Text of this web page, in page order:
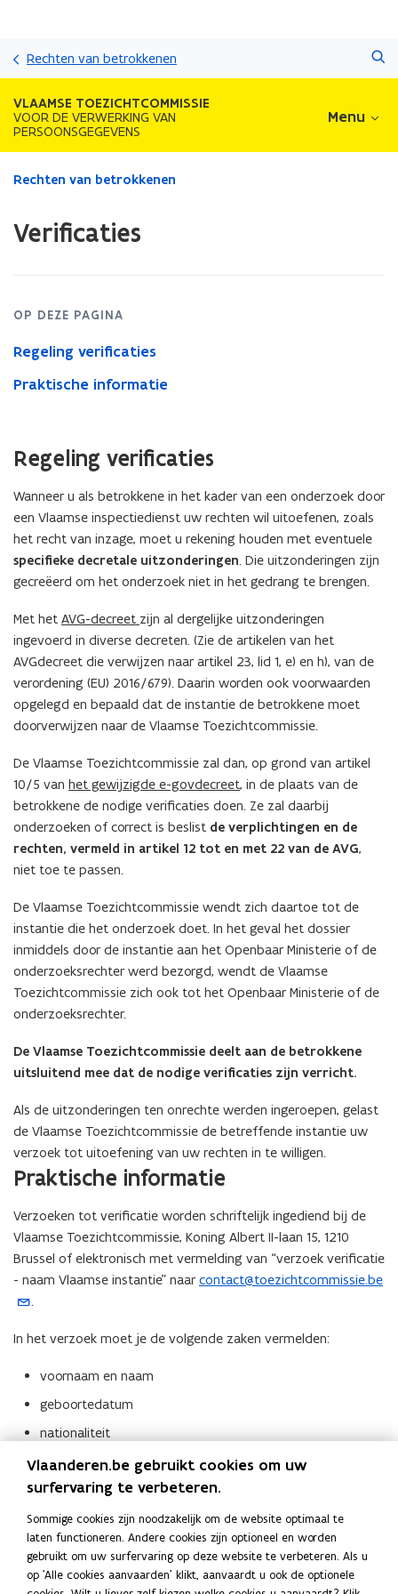
inhoud
Rechten van betrokkenen
VLAAMSE TOEZICHTCOMMISSIE
VOOR DE VERWERKING VAN
PERSOONSGEGEVENS
Menu
Gedaan
Verificaties
Rechten van betrokkenen
Verificaties
OP DEZE PAGINA
Regeling verificaties
Praktische informatie
Regeling verificaties
Wanneer u als betrokkene in het kader van een onderzoek door
een Vlaamse inspectiedienst uw rechten wil uitoefenen, zoals
het recht van inzage, moet u rekening houden met eventuele
specifieke decretale uitzonderingen. Die uitzonderingen zijn
gecreëerd om het onderzoek niet in het gedrang te brengen.
Met het AVG-decreet zijn al dergelijke uitzonderingen
ingevoerd in diverse decreten. (Zie de artikelen van het
AVGdecreet die verwijzen naar artikel 23, lid 1, e) en h), van de
verordening (EU) 2016/679). Daarin worden ook voorwaarden
opgelegd en bepaald dat de instantie de betrokkene moet
doorverwijzen naar de Vlaamse Toezichtcommissie.
De Vlaamse Toezichtcommissie zal dan, op grond van artikel
10/5 van het gewijzigde e-govdecreet, in de plaats van de
betrokkene de nodige verificaties doen. Ze zal daarbij
onderzoeken of correct is beslist de verplichtingen en de
rechten, vermeld in artikel 12 tot en met 22 van de AVG,
niet toe te passen.
De Vlaamse Toezichtcommissie wendt zich daartoe tot de
instantie die het onderzoek doet. In het geval het dossier
inmiddels door de instantie aan het Openbaar Ministerie of de
onderzoeksrechter werd bezorgd, wendt de Vlaamse
Toezichtcommissie zich ook tot het Openbaar Ministerie of de
onderzoeksrechter.
De Vlaamse Toezichtcommissie deelt aan de betrokkene
uitsluitend mee dat de nodige verificaties zijn verricht.
Als de uitzonderingen ten onrechte werden ingeroepen, gelast
de Vlaamse Toezichtcommissie de betreffende instantie uw
verzoek tot uitoefening van uw rechten in te willigen.
Praktische informatie
Verzoeken tot verificatie worden schriftelijk ingediend bij de
Vlaamse Toezichtcommissie, Koning Albert II-laan 15, 1210
Brussel of elektronisch met vermelding van “verzoek verificatie
- naam Vlaamse instantie” naar contact@toezichtcommissie.be
(
e
w
e
-
m
a
.
In het verzoek moet je de volgende zaken vermelden:
voornaam en naam
geboortedatum
nationaliteit
een kopie van je identiteitskaart, paspoort of een
gelijkaardig document.
Verder moet je in het verzoek de volgende informatie
vermelden, tenminste als je daarover beschikt:
deVlaamse instantiewaarover het gaat;
Vlaanderen.be gebruikt cookies om uw
surfervaring te verbeteren.
Sommige cookies zijn noodzakelijk om de website optimaal te
laten functioneren. Andere cookies zijn optioneel en worden
gebruikt om uw surfervaring op deze website te verbeteren. Als u
op 'Alle cookies aanvaarden' klikt, aanvaardt u ook de optionele